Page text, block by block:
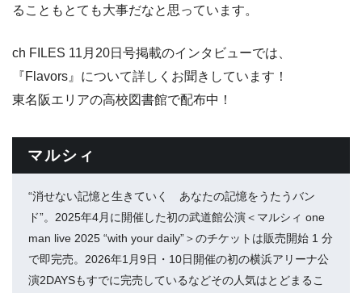
ることもとても大事だなと思っています。
ch FILES 11月20日号掲載のインタビューでは、
『Flavors』について詳しくお聞きしています！
東名阪エリアの高校図書館で配布中！
マルシィ
“消せない記憶と生きていく あなたの記憶をうたうバン
ド”。2025年4月に開催した初の武道館公演＜マルシィ one
man live 2025 “with your daily”＞のチケットは販売開始 1 分
で即完売。2026年1月9日・10日開催の初の横浜アリーナ公
演2DAYSもすでに完売しているなどその人気はとどまるこ